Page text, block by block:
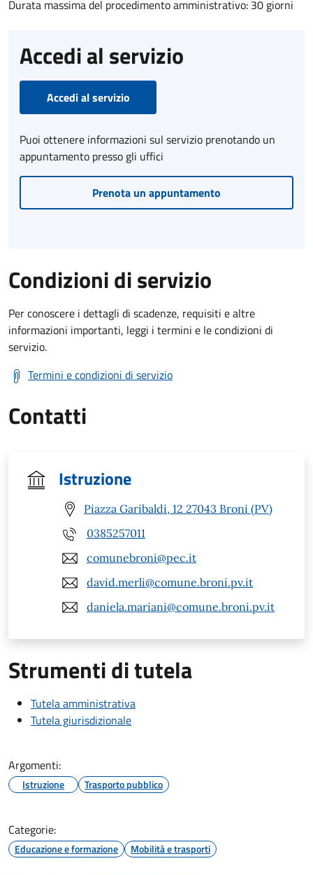
Durata massima del procedimento amministrativo: 30 giorni
Accedi al servizio
Accedi al servizio
Puoi ottenere informazioni sul servizio prenotando un
appuntamento presso gli uffici
Prenota un appuntamento
Condizioni di servizio
Per conoscere i dettagli di scadenze, requisiti e altre
informazioni importanti, leggi i termini e le condizioni di
servizio.
Termini e condizioni di servizio
Contatti
Istruzione
Piazza Garibaldi, 12 27043 Broni (PV)
0385257011
comunebroni@pec.it
david.merli@comune.broni.pv.it
daniela.mariani@comune.broni.pv.it
Strumenti di tutela
Tutela amministrativa
Tutela giurisdizionale
Argomenti:
Istruzione Trasporto pubblico
Categorie:
Educazione e formazione Mobilità e trasporti